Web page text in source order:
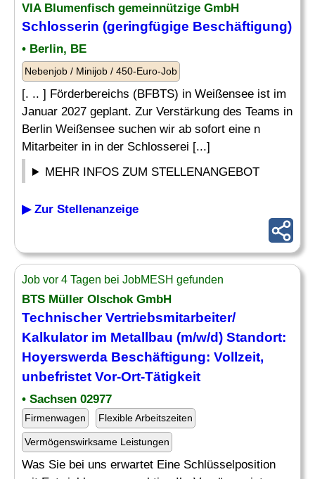
VIA Blumenfisch gemeinnützige GmbH
Schlosserin (geringfügige Beschäftigung)
• Berlin, BE
Nebenjob / Minijob / 450-Euro-Job
[. .. ] Förderbereichs (BFBTS) in Weißensee ist im
Januar 2027 geplant. Zur Verstärkung des Teams in
Berlin Weißensee suchen wir ab sofort eine n
Mitarbeiter in in der Schlosserei [...]
MEHR INFOS ZUM STELLENANGEBOT
▶ Zur Stellenanzeige
Job vor 4 Tagen bei JobMESH gefunden
BTS Müller Olschok GmbH
Technischer Vertriebsmitarbeiter/
Kalkulator im Metallbau (m/w/d) Standort:
Hoyerswerda Beschäftigung: Vollzeit,
unbefristet Vor-Ort-Tätigkeit
• Sachsen 02977
Firmenwagen Flexible Arbeitszeiten
Vermögenswirksame Leistungen
Was Sie bei uns erwartet Eine Schlüsselposition